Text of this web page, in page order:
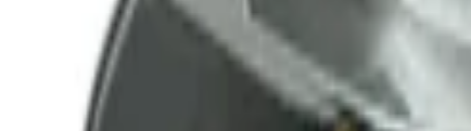
Iniciar sesión